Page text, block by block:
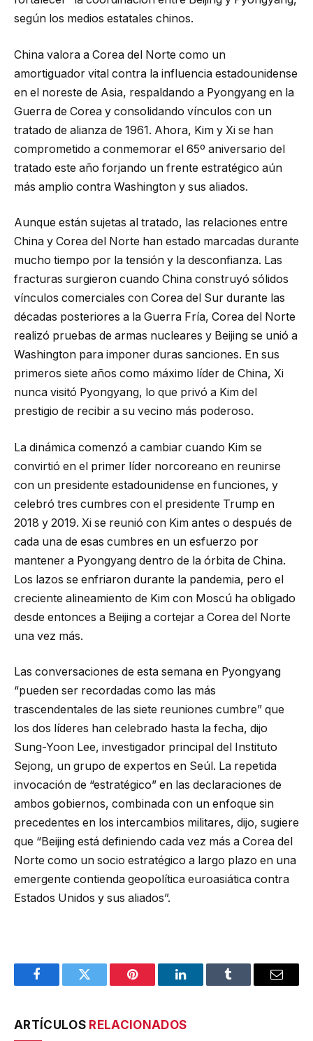
según los medios estatales chinos.
China valora a Corea del Norte como un
amortiguador vital contra la influencia estadounidense
en el noreste de Asia, respaldando a Pyongyang en la
Guerra de Corea y consolidando vínculos con un
tratado de alianza de 1961. Ahora, Kim y Xi se han
comprometido a conmemorar el 65º aniversario del
tratado este año forjando un frente estratégico aún
más amplio contra Washington y sus aliados.
Aunque están sujetas al tratado, las relaciones entre
China y Corea del Norte han estado marcadas durante
mucho tiempo por la tensión y la desconfianza. Las
fracturas surgieron cuando China construyó sólidos
vínculos comerciales con Corea del Sur durante las
décadas posteriores a la Guerra Fría, Corea del Norte
realizó pruebas de armas nucleares y Beijing se unió a
Washington para imponer duras sanciones. En sus
primeros siete años como máximo líder de China, Xi
nunca visitó Pyongyang, lo que privó a Kim del
prestigio de recibir a su vecino más poderoso.
La dinámica comenzó a cambiar cuando Kim se
convirtió en el primer líder norcoreano en reunirse
con un presidente estadounidense en funciones, y
celebró tres cumbres con el presidente Trump en
2018 y 2019. Xi se reunió con Kim antes o después de
cada una de esas cumbres en un esfuerzo por
mantener a Pyongyang dentro de la órbita de China.
Los lazos se enfriaron durante la pandemia, pero el
creciente alineamiento de Kim con Moscú ha obligado
desde entonces a Beijing a cortejar a Corea del Norte
una vez más.
Las conversaciones de esta semana en Pyongyang
“pueden ser recordadas como las más
trascendentales de las siete reuniones cumbre” que
los dos líderes han celebrado hasta la fecha, dijo
Sung-Yoon Lee, investigador principal del Instituto
Sejong, un grupo de expertos en Seúl. La repetida
invocación de “estratégico” en las declaraciones de
ambos gobiernos, combinada con un enfoque sin
precedentes en los intercambios militares, dijo, sugiere
que “Beijing está definiendo cada vez más a Corea del
Norte como un socio estratégico a largo plazo en una
emergente contienda geopolítica euroasiática contra
Estados Unidos y sus aliados”.
FacebookTwitter Pinterest LinkedInTumblr Email
ARTÍCULOS RELACIONADOS